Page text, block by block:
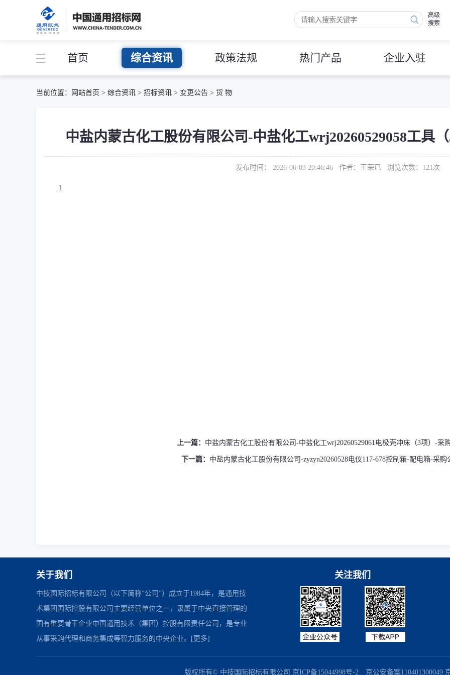
高级
搜索
首页 综合资讯 政策法规 热门产品 企业入驻
当前位置： 网站首页 > 综合资讯 > 招标资讯 > 变更公告 > 货 物
中盐内蒙古化工股份有限公司-中盐化工wrj20260529058工具
发布时间： 2026-06-03 20:46:46 作者：王荣已 浏览次数： 121次
1
上一篇： 中盐内蒙古化工股份有限公司-中盐化工wrj20260529061电极壳冲床（3项）-采
下一篇： 中盐内蒙古化工股份有限公司-zyzyn20260528电仪117-678控制箱-配电箱-采
关于我们
中技国际招标有限公司（以下简称“公司”）成立于1984年，是通用技
术集团国际控股有限公司主要经营单位之一，隶属于中央直接管理的
国有重要骨干企业中国通用技术（集团）控股有限责任公司，是专业
从事采购代理和商务集成等智力服务的中央企业。
[更多]
关注我们
版权所有© 中技国际招标有限公司 京ICP备15044998号-2 京公安备案110401300049